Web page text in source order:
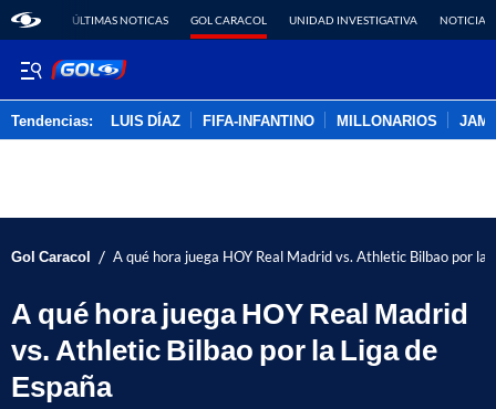
ÚLTIMAS NOTICAS GOL CARACOL UNIDAD INVESTIGATIVA NOTICIAS
Tendencias: LUIS DÍAZ FIFA-INFANTINO MILLONARIOS
Gol Caracol / A qué hora juega HOY Real Madrid vs. Athletic Bilbao por la
A qué hora juega HOY Real Madrid
vs. Athletic Bilbao por la Liga de
España